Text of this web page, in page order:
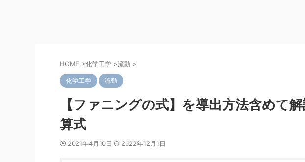
HOME >化学工学 >流動 >
化学工学 流動
【ファニングの式】を導出方法含めて
算式
2021年4月10日 2022年12月1日